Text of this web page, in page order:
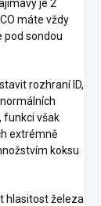
je 2
máte vždy
pod sondou
rozhraní ID,
funkci však
extrémně
koksu
hlasitost železa